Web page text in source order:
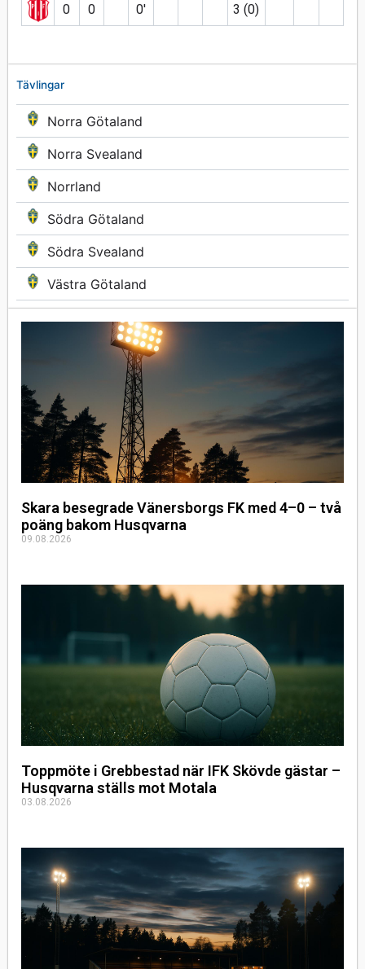
Tävlingar
Norra Götaland
Norra Svealand
Norrland
Södra Götaland
Södra Svealand
Västra Götaland
Skara besegrade Vänersborgs FK med 4–0 – två
poäng bakom Husqvarna
09.08.2026
Toppmöte i Grebbestad när IFK Skövde gästar –
Husqvarna ställs mot Motala
03.08.2026
0 0 0′ 3 (0)